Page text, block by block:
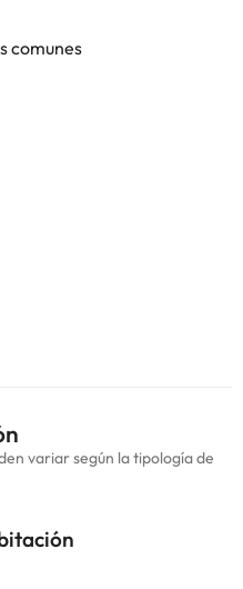
comunes
variar según la tipología de